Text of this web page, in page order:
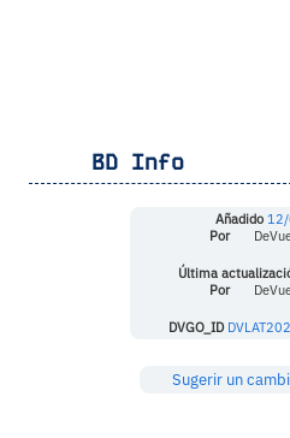
BD Info
Añadido
Por
Última
Por
DVGO_ID
Sugerir un